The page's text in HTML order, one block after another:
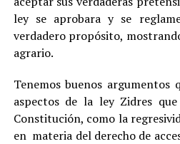
ley se aprobara y se
verdadero propósito,
agrario.
Tenemos buenos argumentos
aspectos de la ley Zidres
Constitución, como la
en materia del derecho de